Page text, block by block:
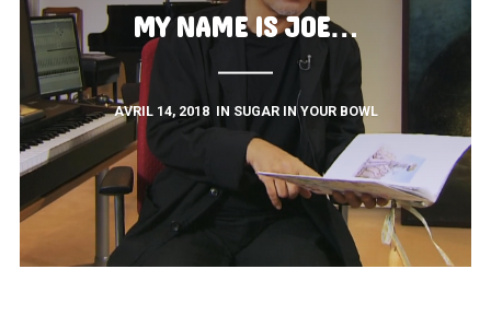
MY NAME IS JOE…
AVRIL 14, 2018 IN SUGAR IN YOUR BOWL